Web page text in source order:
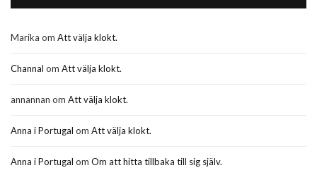
Marika om Att välja klokt.
Channal om Att välja klokt.
annannan om Att välja klokt.
Anna i Portugal om Att välja klokt.
Anna i Portugal om Om att hitta tillbaka till sig själv.